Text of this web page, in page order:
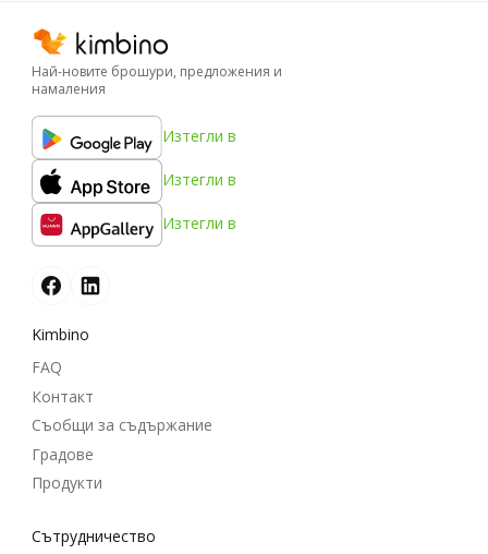
Най-новите брошури, предложения и
намаления
Изтегли в
Изтегли в
Изтегли в
Kimbino
FAQ
Контакт
Съобщи за съдържание
Градове
Продукти
Cътрудничество